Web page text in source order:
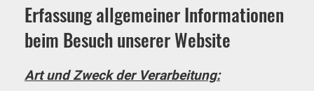
Erfassung allgemeiner Informationen
beim Besuch unserer Website
Art und Zweck der Verarbeitung: